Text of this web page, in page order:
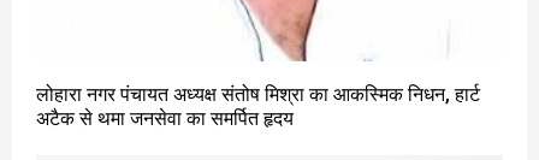
लोहारा नगर पंचायत अध्यक्ष संतोष मिश्रा का आकस्मिक निधन, हार्ट
अटैक से थमा जनसेवा का समर्पित हृदय